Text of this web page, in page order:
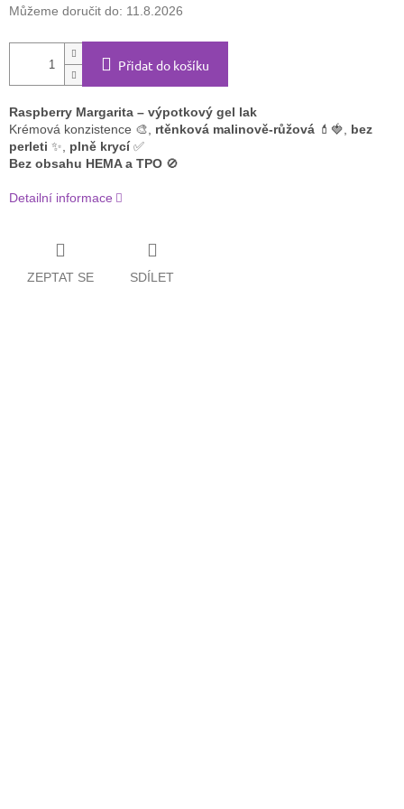
Můžeme doručit do: 11.8.2026
Přidat do košíku
Raspberry Margarita – výpotkový gel lak
Krémová konzistence 🎨, rtěnková malinově-růžová 💄🍓, bez
perleti ✨, plně krycí✅
Bez obsahu HEMA a TPO 🚫
Detailní informace
ZEPTAT SE SDÍLET